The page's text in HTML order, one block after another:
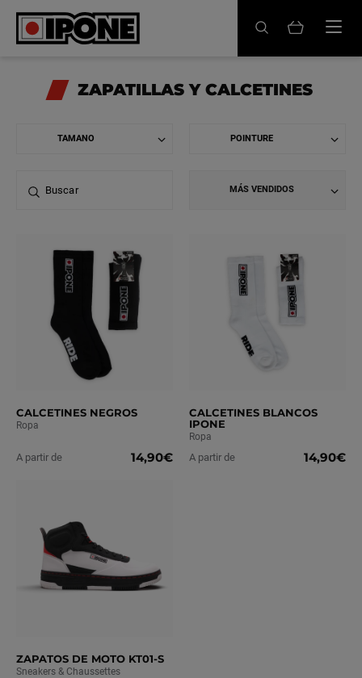
Ipone
ACEITES MOTOR
LIFESTYLE
Revendedores
Mi cuenta
EN IT
ZAPATILLAS Y CALCETINES
MÁS VENDIDOS
CALCETINES NEGROS
Ropa
A partir de 14,90€
CALCETINES BLANCOS
IPONE
Ropa
A partir de 14,90€
ZAPATOS DE MOTO KT01-S
Sneakers & Chaussettes